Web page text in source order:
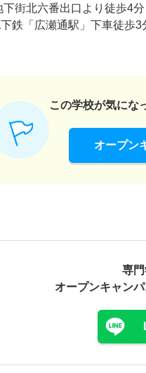
街北六番出口より徒歩4分
鉄「広瀬通駅」下車徒歩3
この学校が気にな
オープン
専
オープンキャンパ